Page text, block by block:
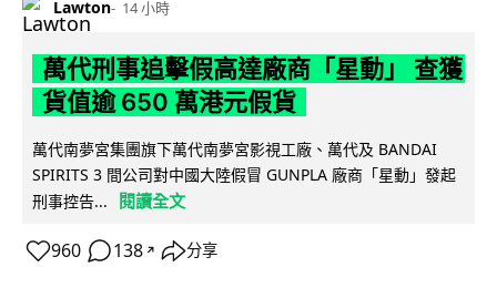
Lawton 14 小時
萬代刑事追擊假高達廠商「星動」 查獲
貨值逾 650 萬港元假貨
萬代南夢宮集團旗下萬代南夢宮影視工廠、萬代及 BANDAI
SPIRITS 3 間公司對中國大陸假冒 GUNPLA 廠商「星動」發起
刑事控告...
閱讀全文
960 138 ↗ 分享